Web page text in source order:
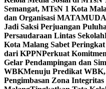
Semangat, MTsN 1 Kota
dan Organisasi MATAMUDA
Jadi Saksi Perjuangan
Persaudaraan Lintas Sekolah
Kota Malang Sabet
dari KPPNPerkuat
Gelar Pendampingan dan
WBKMenuju Predikat
Pengimbasan Zona